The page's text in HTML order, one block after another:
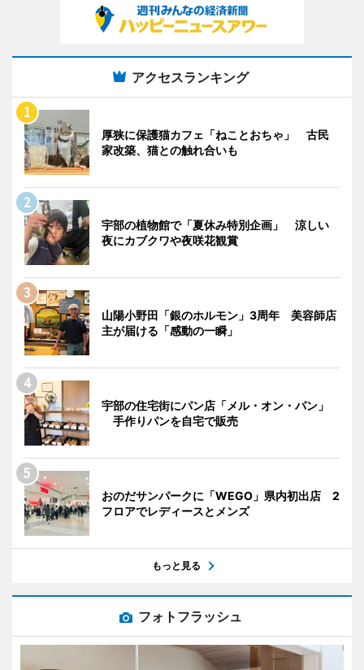
アクセスランキング
厚狭に保護猫カフェ「ねことおちゃ」 古民
家改築、猫との触れ合いも
宇部の植物館で「夏休み特別企画」 涼しい
夜にカブクワや夜咲花観賞
山陽小野田「銀のホルモン」3周年 美容師店
主が届ける「感動の一瞬」
宇部の住宅街にパン店「メル・オン・パン」
手作りパンを自宅で販売
おのだサンパークに「WEGO」県内初出店 2
フロアでレディースとメンズ
もっと見る
フォトフラッシュ